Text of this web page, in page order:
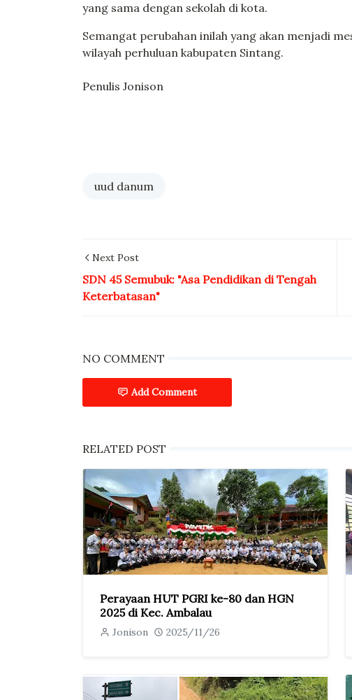
yang sama dengan sekolah di kota.
Semangat perubahan inilah yang akan menjadi
wilayah perhuluan kabupaten Sintang.
Penulis Jonison
uud danum
Next Post
SDN 45 Semubuk: "Asa Pendidikan di Tengah
Keterbatasan"
NO COMMENT
Add Comment
RELATED POST
Perayaan HUT PGRI ke-80 dan HGN
2025 di Kec. Ambalau
Jonison 2025/11/26